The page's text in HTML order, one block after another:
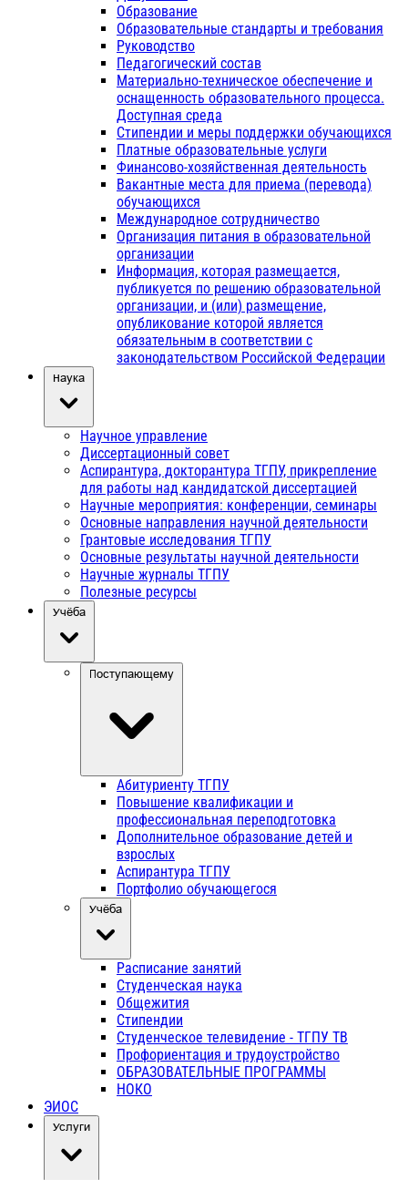
Образование
Образовательные стандарты и требования
Руководство
Педагогический состав
Материально-техническое обеспечение и
оснащенность образовательного процесса.
Доступная среда
Стипендии и меры поддержки обучающихся
Платные образовательные услуги
Финансово-хозяйственная деятельность
Вакантные места для приема (перевода)
обучающихся
Международное сотрудничество
Организация питания в образовательной
организации
Информация, которая размещается,
публикуется по решению образовательной
организации, и (или) размещение,
опубликование которой является
обязательным в соответствии с
законодательством Российской Федерации
Наука
Научное управление
Диссертационный совет
Аспирантура, докторантура ТГПУ, прикрепление
для работы над кандидатской диссертацией
Научные мероприятия: конференции, семинары
Основные направления научной деятельности
Грантовые исследования ТГПУ
Основные результаты научной деятельности
Научные журналы ТГПУ
Полезные ресурсы
Учёба
Поступающему
Абитуриенту ТГПУ
Повышение квалификации и
профессиональная переподготовка
Дополнительное образование детей и
взрослых
Аспирантура ТГПУ
Портфолио обучающегося
Учёба
Расписание занятий
Студенческая наука
Общежития
Стипендии
Студенческое телевидение - ТГПУ ТВ
Профориентация и трудоустройство
ОБРАЗОВАТЕЛЬНЫЕ ПРОГРАММЫ
НОКО
ЭИОС
Услуги